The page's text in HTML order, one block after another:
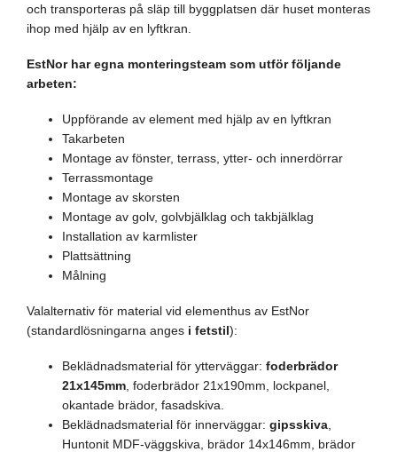
och transporteras på släp till byggplatsen där huset monteras
ihop med hjälp av en lyftkran.
EstNor har egna monteringsteam som utför följande
arbeten:
Uppförande av element med hjälp av en lyftkran
Takarbeten
Montage av fönster, terrass, ytter- och innerdörrar
Terrassmontage
Montage av skorsten
Montage av golv, golvbjälklag och takbjälklag
Installation av karmlister
Plattsättning
Målning
Valalternativ för material vid elementhus av EstNor
(standardlösningarna anges i fetstil):
Beklädnadsmaterial för ytterväggar: foderbrädor
21x145mm , foderbrädor 21x190mm, lockpanel,
okantade brädor, fasadskiva.
Beklädnadsmaterial för innerväggar: gipsskiva
Huntonit MDF-väggskiva, brädor 14x146mm, brädor